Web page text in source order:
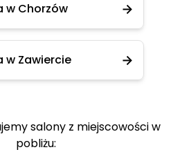
w Chorzów
w Zawiercie
salony z miejscowości w
pobliżu: